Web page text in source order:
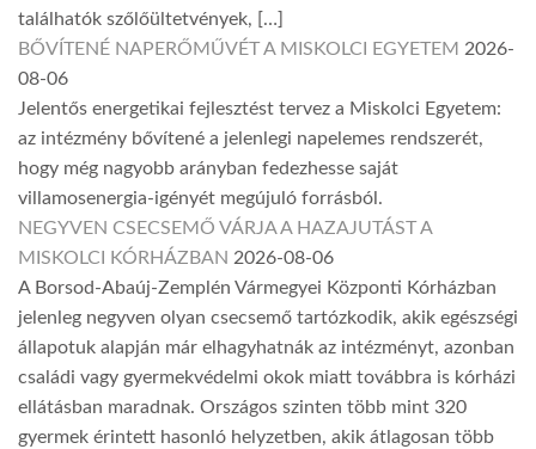
találhatók szőlőültetvények, […]
BŐVÍTENÉ NAPERŐMŰVÉT A MISKOLCI EGYETEM 2026-
08-06
Jelentős energetikai fejlesztést tervez a Miskolci Egyetem:
az intézmény bővítené a jelenlegi napelemes rendszerét,
hogy még nagyobb arányban fedezhesse saját
villamosenergia-igényét megújuló forrásból.
NEGYVEN CSECSEMŐ VÁRJA A HAZAJUTÁST A
MISKOLCI KÓRHÁZBAN 2026-08-06
A Borsod-Abaúj-Zemplén Vármegyei Központi Kórházban
jelenleg negyven olyan csecsemő tartózkodik, akik egészségi
állapotuk alapján már elhagyhatnák az intézményt, azonban
családi vagy gyermekvédelmi okok miatt továbbra is kórházi
ellátásban maradnak. Országos szinten több mint 320
gyermek érintett hasonló helyzetben, akik átlagosan több